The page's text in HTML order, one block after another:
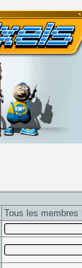
Tous les membres